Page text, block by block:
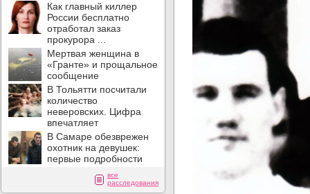
Как главный киллер
России бесплатно
отработал заказ
прокурора ...
Мертвая женщина в
«Гранте» и прощальное
сообщение
В Тольятти посчитали
количество
неверовских. Цифра
впечатляет
В Самаре обезврежен
охотник на девушек:
первые подробности
все
расследования